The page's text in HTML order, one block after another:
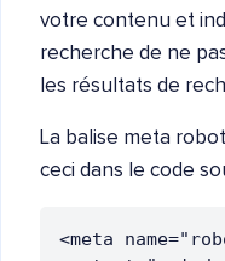
votre contenu et
recherche de ne
les résultats de
La balise meta
ceci dans le code
<meta name="